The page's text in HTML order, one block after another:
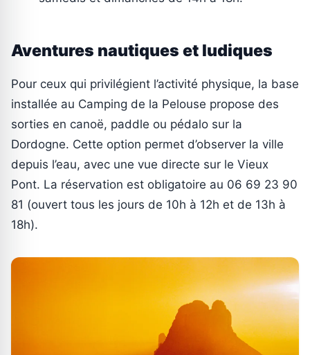
Aventures nautiques et ludiques
Pour ceux qui privilégient l’activité physique, la base
installée au Camping de la Pelouse propose des
sorties en canoë, paddle ou pédalo sur la
Dordogne. Cette option permet d’observer la ville
depuis l’eau, avec une vue directe sur le Vieux
Pont. La réservation est obligatoire au 06 69 23 90
81 (ouvert tous les jours de 10h à 12h et de 13h à
18h).